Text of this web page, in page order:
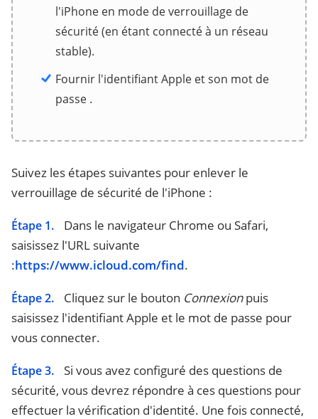
l'iPhone en mode de verrouillage de
sécurité (en étant connecté à un réseau
stable).
Fournir l'identifiant Apple et son mot de
passe .
Suivez les étapes suivantes pour enlever le
verrouillage de sécurité de l'iPhone :
Étape 1.
Dans le navigateur Chrome ou Safari,
saisissez l'URL suivante
:https://www.icloud.com/find.
Étape 2. Cliquez sur le bouton Connexionpuis
saisissez l'identifiant Apple et le mot de passe pour
vous connecter.
Étape 3.
Si vous avez configuré des questions de
sécurité, vous devrez répondre à ces questions pour
effectuer la vérification d'identité. Une fois connecté,